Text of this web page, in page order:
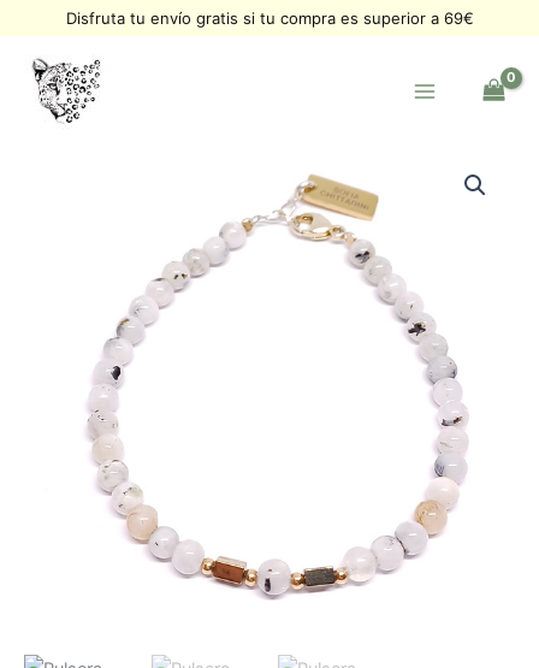
al
contenido
Disfruta tu envío gratis si tu compra es superior a 69€